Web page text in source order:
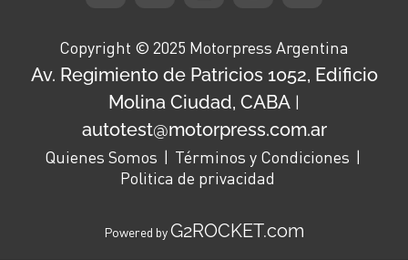
Copyright © 2025 Motorpress Argentina
Av. Regimiento de Patricios 1052, Edificio
Molina Ciudad, CABA |
autotest@motorpress.com.ar
Quienes Somos
Términos y Condiciones
Politica de privacidad
Powered byG2ROCKET.com